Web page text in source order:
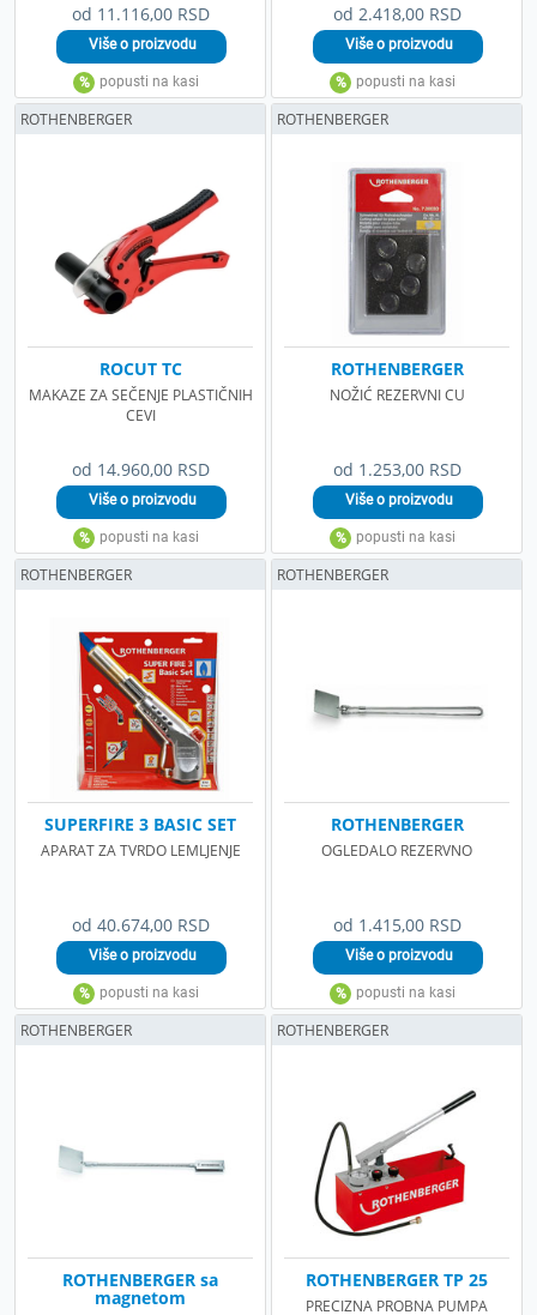
od 11.116,00 RSD od 2.418,00 RSD
od 14.960,00 RSD
ROCUT TC
MAKAZE ZA SEČENJE PLASTIČNIH
CEVI
ROTHENBERGER
od 1.253,00 RSD
ROTHENBERGER
NOŽIĆ REZERVNI CU
ROTHENBERGER
od 40.674,00 RSD
SUPERFIRE 3 BASIC SET
APARAT ZA TVRDO LEMLJENJE
ROTHENBERGER
od 1.415,00 RSD
ROTHENBERGER
OGLEDALO REZERVNO
ROTHENBERGER
ROTHENBERGER sa
magnetom
ROTHENBERGER
ROTHENBERGER TP 25
PRECIZNA PROBNA PUMPA
ROTHENBERGER